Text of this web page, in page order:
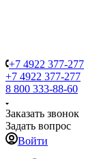
+7 4922 377-277
+7 4922 377-277
8 800 333-88-60
Заказать звонок
Задать вопрос
Войти